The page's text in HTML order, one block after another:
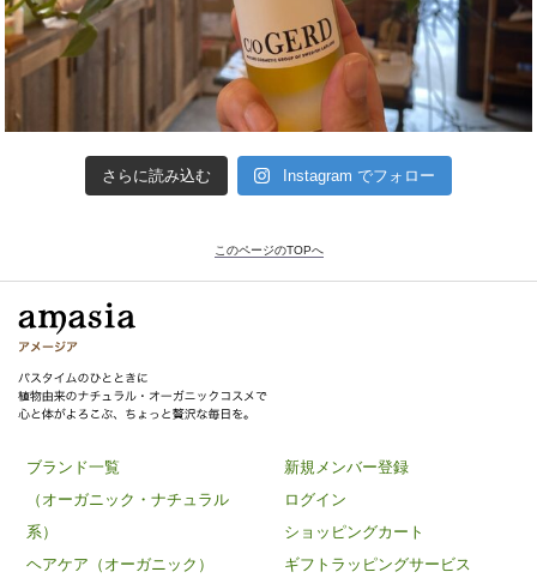
さらに読み込む Instagram でフォロー
このページのTOPへ
ブランド一覧
（オーガニック・ナチュラル
系）
ヘアケア（オーガニック）
新規メンバー登録
ログイン
ショッピングカート
ギフトラッピングサービス